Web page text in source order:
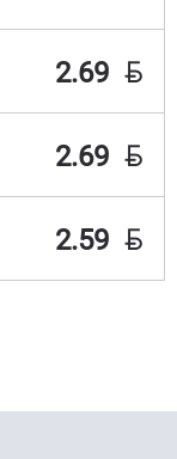
2.69 BYN
2.69 BYN
2.59 BYN